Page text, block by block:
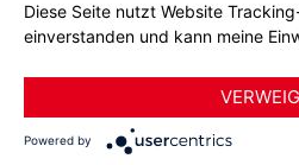
Bildnachweise
Diese Seite nutzt Website
einverstanden und kann meine
Powered by